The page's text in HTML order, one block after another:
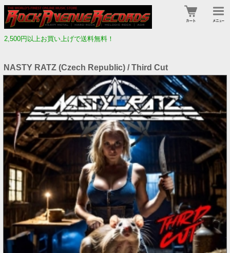
2,500円以上お買い上げで送料無料！
NASTY RATZ (Czech Republic) / Third Cut